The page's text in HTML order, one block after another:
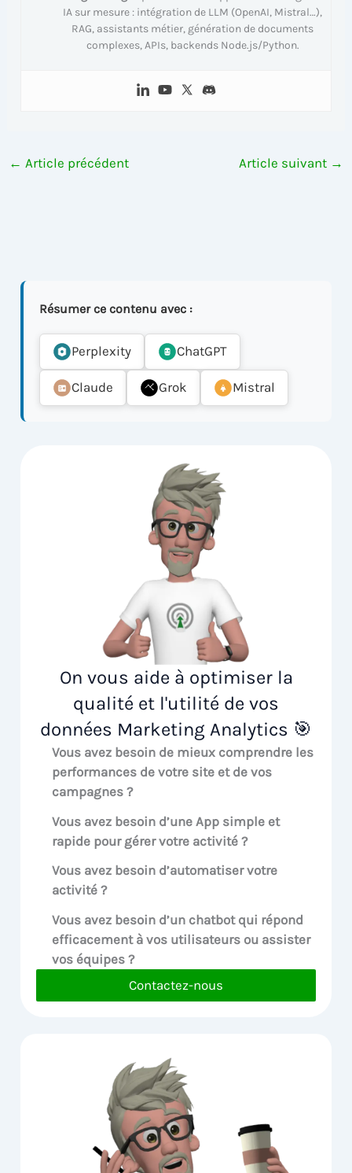
IA sur mesure : intégration de LLM (OpenAI, Mistral…),
RAG, assistants métier, génération de documents
complexes, APIs, backends Node.js/Python.
← Article précédent Article suivant →
Résumer ce contenu avec :
Perplexity ChatGPT
Claude Grok Mistral
On vous aide à optimiser la
qualité et l'utilité de vos
données Marketing Analytics 🎯
Vous avez besoin de mieux comprendre les
performances de votre site et de vos
campagnes ?
Vous avez besoin d’une App simple et
rapide pour gérer votre activité ?
Vous avez besoin d’automatiser votre
activité ?
Vous avez besoin d’un chatbot qui répond
efficacement à vos utilisateurs ou assister
vos équipes ?
Contactez-nous